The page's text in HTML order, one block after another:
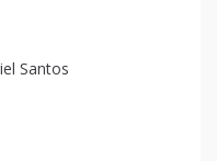
Santos